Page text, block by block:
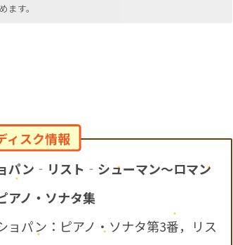
ます。
ィスク情報
パン‐リスト ‐ シューマン～ロマン
アノ・ソナタ集
ショパン：ピアノ・ソナタ第3番，リス